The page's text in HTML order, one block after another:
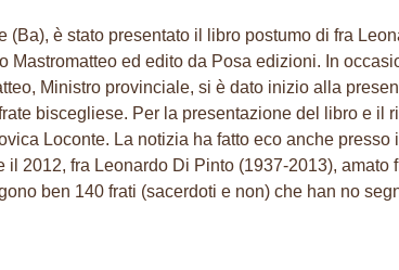
è stato presentato il libro postumo di fra
ed edito da Posa edizioni. In
Ministro provinciale, si è dato inizio alla
biscegliese. Per la presentazione del libro e il
Loconte. La notizia ha fatto eco anche
2012, fra Leonardo Di Pinto (1937-2013),
ben 140 frati (sacerdoti e non) che han no